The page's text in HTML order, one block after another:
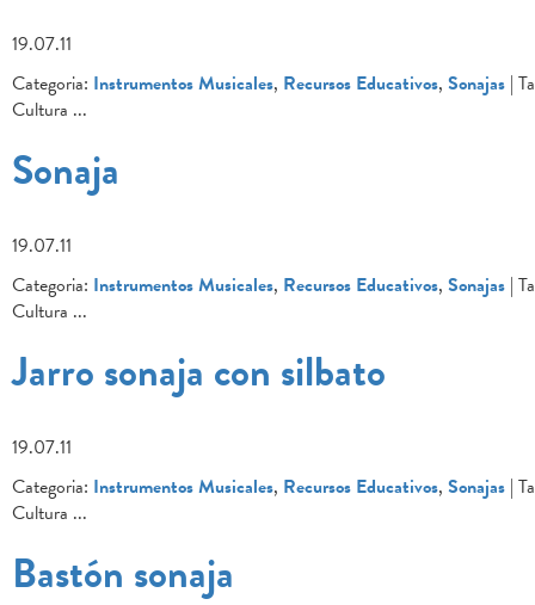
19.07.11
Categoria: Instrumentos Musicales, Recursos Educativos, Sonajas |
Cultura ...
Sonaja
19.07.11
Categoria: Instrumentos Musicales, Recursos Educativos, Sonajas |
Cultura ...
Jarro sonaja con silbato
19.07.11
Categoria: Instrumentos Musicales, Recursos Educativos, Sonajas |
Cultura ...
Bastón sonaja